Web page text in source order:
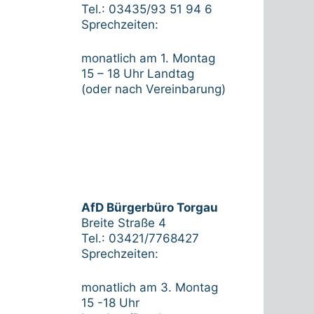
Tel.: 03435/93 51 94 6
Sprechzeiten:
monatlich am 1. Montag
15 – 18 Uhr Landtag
(oder nach Vereinbarung)
AfD Bürgerbüro Torgau
Breite Straße 4
Tel.: 03421/7768427
Sprechzeiten:
monatlich am 3. Montag
15 -18 Uhr